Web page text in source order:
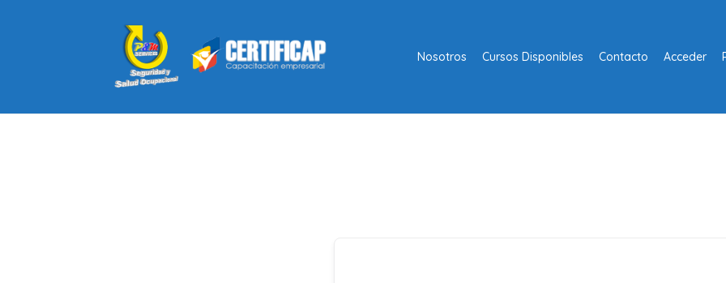
Nosotros Cursos Disponibles Contacto Acceder